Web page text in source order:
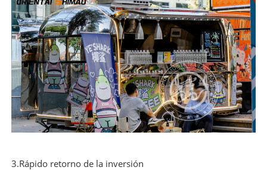
3.Rápido retorno de la inversión